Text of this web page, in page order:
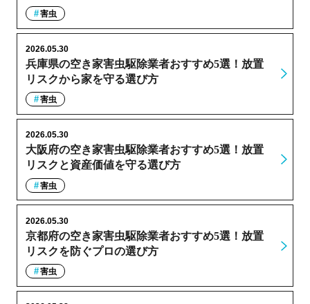
害虫
兵庫県の空き家害虫駆除業者おすすめ5選！放置
リスクから家を守る選び方
2026.05.30
害虫
大阪府の空き家害虫駆除業者おすすめ5選！放置
リスクと資産価値を守る選び方
2026.05.30
害虫
京都府の空き家害虫駆除業者おすすめ5選！放置
リスクを防ぐプロの選び方
2026.05.30
害虫